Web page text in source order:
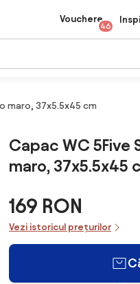
Vouchere
46
maro, 37x5.5x45 cm
Capac WC 5Five
maro, 37x5.5x45
169 RON
Vezi istoricul prețurilor